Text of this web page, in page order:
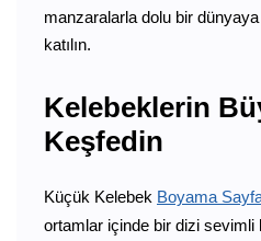
manzaralarla dolu bir
katılın.
Kelebeklerin
Keşfedin
Küçük Kelebek Boyama
ortamlar içinde bir dizi